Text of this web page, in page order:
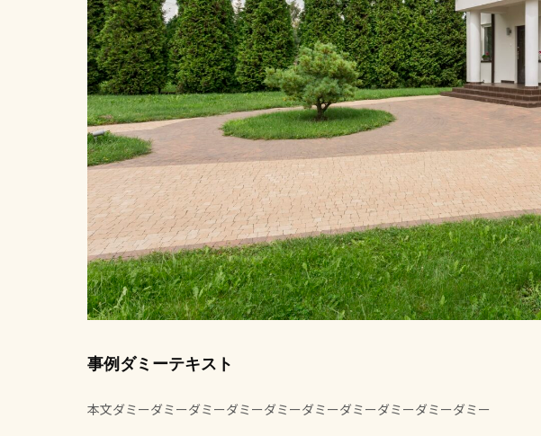
事例ダミーテキスト
本文ダミーダミーダミーダミーダミーダミーダミーダミーダミーダミー